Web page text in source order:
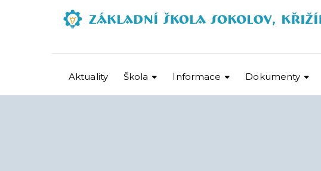
Aktuality Škola Informace Dokumenty